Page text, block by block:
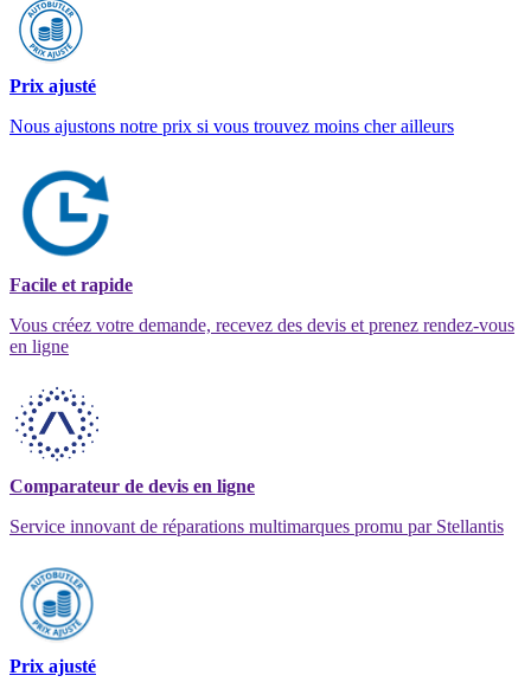
Prix ajusté
Nous ajustons notre prix si vous trouvez moins cher ailleurs
Facile et rapide
Vous créez votre demande, recevez des devis et prenez rendez-vous
en ligne
Comparateur de devis en ligne
Service innovant de réparations multimarques promu par Stellantis
Prix ajusté